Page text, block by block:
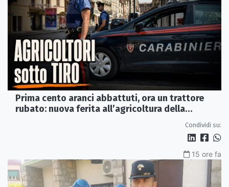
Prima cento aranci abbattuti, ora un trattore
rubato: nuova ferita all’agricoltura della
Condividi su:
15 ore fa